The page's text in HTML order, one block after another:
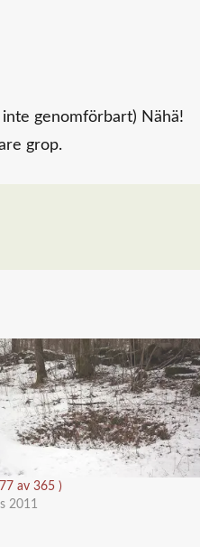
genomförbart) Nähä!
grop.
av 365 )
2011